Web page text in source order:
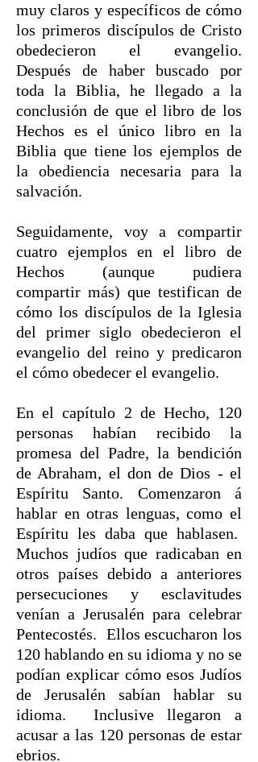
muy claros y específicos de cómo
los primeros discípulos de Cristo
obedecieron el evangelio.
Después de haber buscado por
toda la Biblia, he llegado a la
conclusión de que el libro de los
Hechos es el único libro en la
Biblia que tiene los ejemplos de
la obediencia necesaria para la
salvación.
Seguidamente, voy a compartir
cuatro ejemplos en el libro de
Hechos (aunque pudiera
compartir más) que testifican de
cómo los discípulos de la Iglesia
del primer siglo obedecieron el
evangelio del reino y predicaron
el cómo obedecer el evangelio.
En el capítulo 2 de Hecho, 120
personas habían recibido la
promesa del Padre, la bendición
de Abraham, el don de Dios - el
Espíritu Santo. Comenzaron á
hablar en otras lenguas, como el
Espíritu les daba que hablasen.
Muchos judíos que radicaban en
otros países debido a anteriores
persecuciones y esclavitudes
venían a Jerusalén para celebrar
Pentecostés. Ellos escucharon los
120 hablando en su idioma y no se
podían explicar cómo esos Judíos
de Jerusalén sabían hablar su
idioma. Inclusive llegaron a
acusar a las 120 personas de estar
ebrios.